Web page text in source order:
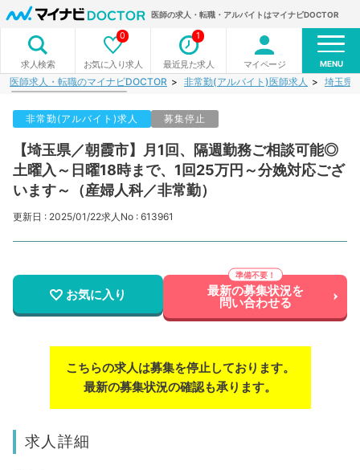
医師の求人・転職・アルバイトはマイナビDOCTOR
求人検索 お気に入り求人
0
最近見た求人
1
マイページ MENU
医師求人・転職のマイナビDOCTOR 非常勤(アルバイト)医師求人 埼玉県
非常勤(アルバイト)求人 募集停止
【埼玉県／朝霞市】月1回、隔週勤務ご相談可能◎
土曜入～日曜18時まで、1回25万円～分娩対応ござ
います～（産婦人科／非常勤）
更新日 : 2025/01/22求人No : 613961
お気に入り 最新の募集状況を
問い合わせる
こちらの求人は募集を停止しております。
最新の募集状況の確認も承ります。
求人詳細